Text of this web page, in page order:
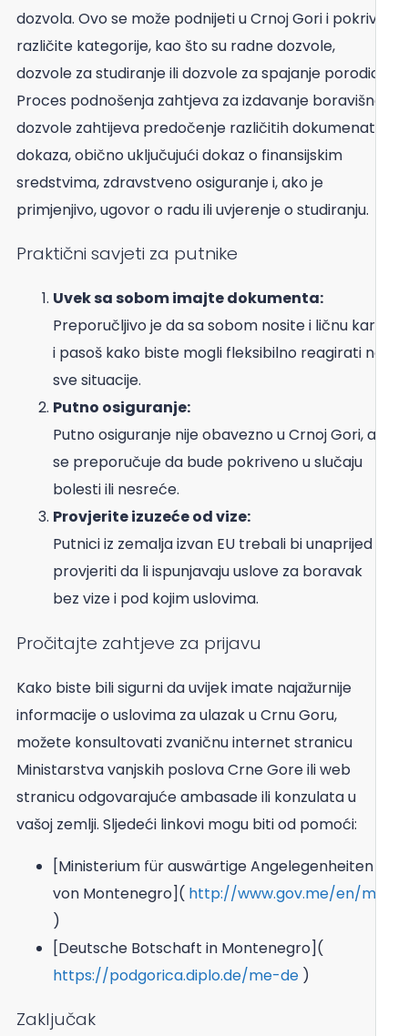
dozvola. Ovo se može podnijeti u Crnoj Gori i pokriva
različite kategorije, kao što su radne dozvole,
dozvole za studiranje ili dozvole za spajanje porodice.
Proces podnošenja zahtjeva za izdavanje boravišne
dozvole zahtijeva predočenje različitih dokumenata i
dokaza, obično uključujući dokaz o finansijskim
sredstvima, zdravstveno osiguranje i, ako je
primjenjivo, ugovor o radu ili uvjerenje o studiranju.
Praktični savjeti za putnike
Uvek sa sobom imajte dokumenta:
Preporučljivo je da sa sobom nosite i ličnu kartu
i pasoš kako biste mogli fleksibilno reagirati na
sve situacije.
Putno osiguranje:
Putno osiguranje nije obavezno u Crnoj Gori, ali
se preporučuje da bude pokriveno u slučaju
bolesti ili nesreće.
Provjerite izuzeće od vize:
Putnici iz zemalja izvan EU trebali bi unaprijed
provjeriti da li ispunjavaju uslove za boravak
bez vize i pod kojim uslovima.
Pročitajte zahtjeve za prijavu
Kako biste bili sigurni da uvijek imate najažurnije
informacije o uslovima za ulazak u Crnu Goru,
možete konsultovati zvaničnu internet stranicu
Ministarstva vanjskih poslova Crne Gore ili web
stranicu odgovarajuće ambasade ili konzulata u
vašoj zemlji. Sljedeći linkovi mogu biti od pomoći:
[Ministerium für auswärtige Angelegenheiten
von Montenegro]( http://www.gov.me/en/mfa
)
[Deutsche Botschaft in Montenegro](
https://podgorica.diplo.de/me-de )
Zaključak